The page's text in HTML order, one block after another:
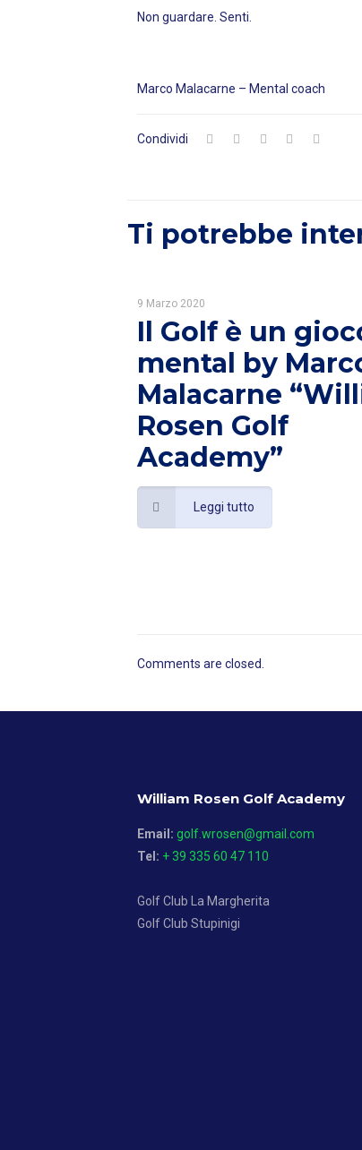
Non guardare. Senti.
Marco Malacarne – Mental coach
Condividi
Ti potrebbe
9 Marzo 2020
Il Golf è un
mental by
Malacarne
Rosen Golf
Academy”
Leggi tutto
Comments are closed.
William Rosen Golf Academy
Email: golf.wrosen@gmail.com
Tel: + 39 335 60 47 110
Golf Club La Margherita
Golf Club Stupinigi